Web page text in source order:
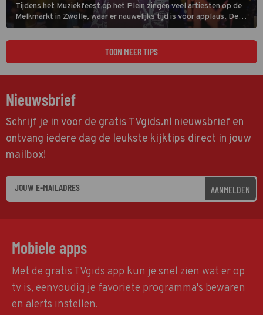
Tijdens het Muziekfeest op het Plein zingen veel artiesten op de
Melkmarkt in Zwolle, waar er nauwelijks tijd is voor applaus. De
grootste namen zijn André Hazes, Jannes, René Froger en
natuurlijk Rutger van Barneveld met zijn hit Zwoele Zomernachten.
TOON MEER TIPS
Nieuwsbrief
Schrijf je in voor de gratis TVgids.nl nieuwsbrief en
ontvang iedere dag de leukste kijktips direct in jouw
mailbox!
AANMELDEN
Mobiele apps
Met de gratis TVgids app kun je snel zien wat er op
tv is, eenvoudig je favoriete programma's bewaren
en alerts instellen.